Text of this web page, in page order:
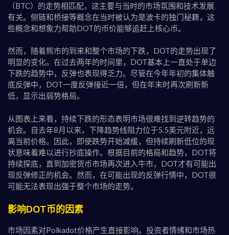
（BTC）的走势相匹配，这主要与当时的市场氛围和技术发展
有关。侧链和桥接等概念在当时被认为是波卡的独门秘籍，这
些概念和想象力帮助DOT的币价能够追赶上核心币。
然而，随着熊市的到来和整个市场的下跌，DOT的走势出现了
明显的变化。在过去两年的时间里，DOT基本上一直处于单边
下跌的趋势中，反弹也表现得乏力。尽管在今年年初的集体触
底反弹中，DOT一度反弹接近一倍，但在年末时再次刷新新
低，显示出弱势格局。
从图表上来看，持续下跌的形态表明市场很难找到逆转趋势的
机会。自去年8月以来，下降趋势线阻力位于5.5美元附近，远
离当前价格。因此，即使跌势开始减缓，但持续刷新低位的现
状意味着难以进行抄底操作。根据目前的格局和趋势，DOT将
持续探底，直到加密货币市场再次进入牛市，DOT才有可能出
现反弹修正的机会。然而，在可能出现的反弹行情中，DOT很
可能无法表现出强于整个市场的走势。
影响DOT币的因素
市场因素对Polkadot价格产生直接影响。投资者情绪和市场热